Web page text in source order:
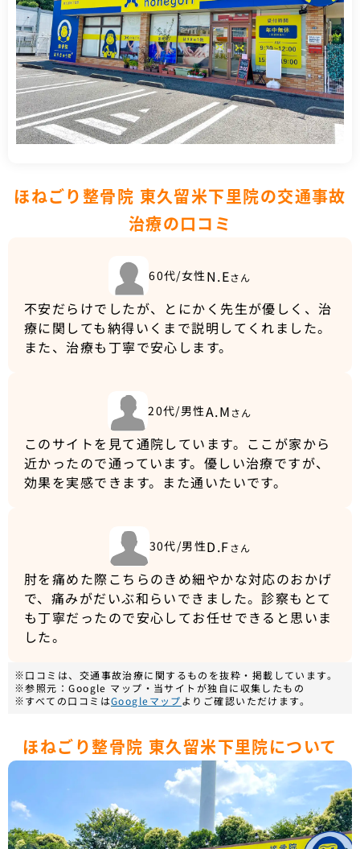
ほねごり整骨院 東久留米下里院の交通事故
治療の口コミ
60代/女性N.Eさん
不安だらけでしたが、とにかく先生が優しく、治
療に関しても納得いくまで説明してくれました。
また、治療も丁寧で安心します。
20代/男性A.M さん
このサイトを見て通院しています。ここが家から
近かったので通っています。優しい治療ですが、
効果を実感できます。また通いたいです。
30代/男性D.F さん
肘を痛めた際こちらのきめ細やかな対応のおかげ
で、痛みがだいぶ和らいできました。診察もとて
も丁寧だったので安心してお任せできると思いま
した。
※口コミは、交通事故治療に関するものを抜粋・掲載しています。
※参照元：Google マップ・当サイトが独自に収集したもの
※すべての口コミはGoogleマップよりご確認いただけます。
ほねごり整骨院 東久留米下里院について